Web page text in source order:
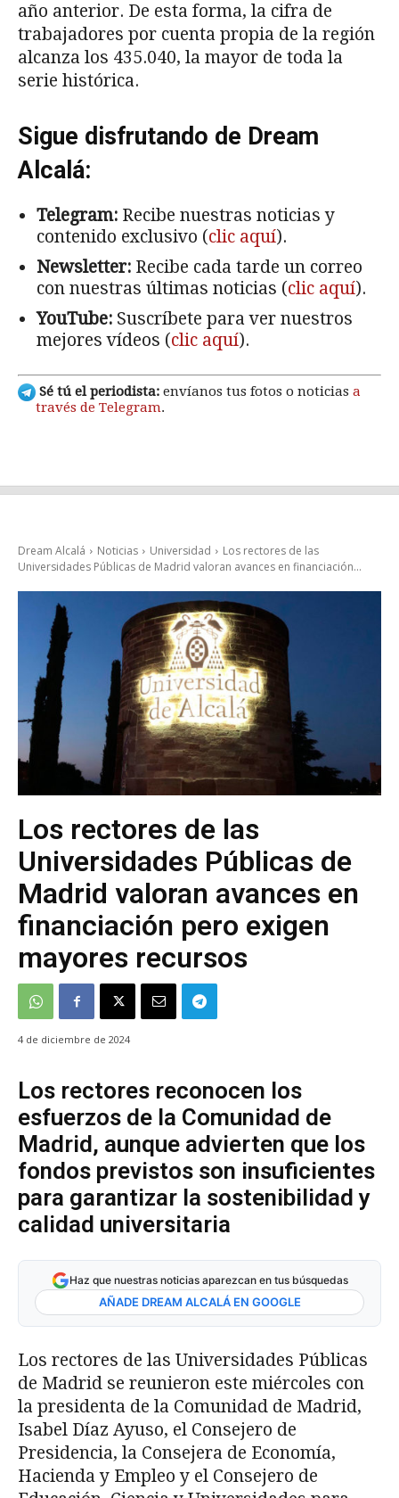
año anterior. De esta forma, la cifra de
trabajadores por cuenta propia de la región
alcanza los 435.040, la mayor de toda la
serie histórica.
Sigue disfrutando de Dream
Alcalá:
Telegram: Recibe nuestras noticias y
contenido exclusivo (clic aquí).
Newsletter: Recibe cada tarde un correo
con nuestras últimas noticias (clic aquí).
YouTube: Suscríbete para ver nuestros
mejores vídeos (clic aquí).
Sé tú el periodista: envíanos tus fotos o noticias a
través de Telegram.